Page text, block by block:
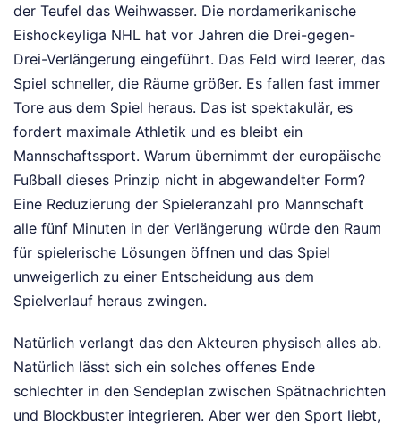
der Teufel das Weihwasser. Die nordamerikanische
Eishockeyliga NHL hat vor Jahren die Drei-gegen-
Drei-Verlängerung eingeführt. Das Feld wird leerer, das
Spiel schneller, die Räume größer. Es fallen fast immer
Tore aus dem Spiel heraus. Das ist spektakulär, es
fordert maximale Athletik und es bleibt ein
Mannschaftssport. Warum übernimmt der europäische
Fußball dieses Prinzip nicht in abgewandelter Form?
Eine Reduzierung der Spieleranzahl pro Mannschaft
alle fünf Minuten in der Verlängerung würde den Raum
für spielerische Lösungen öffnen und das Spiel
unweigerlich zu einer Entscheidung aus dem
Spielverlauf heraus zwingen.
Natürlich verlangt das den Akteuren physisch alles ab.
Natürlich lässt sich ein solches offenes Ende
schlechter in den Sendeplan zwischen Spätnachrichten
und Blockbuster integrieren. Aber wer den Sport liebt,